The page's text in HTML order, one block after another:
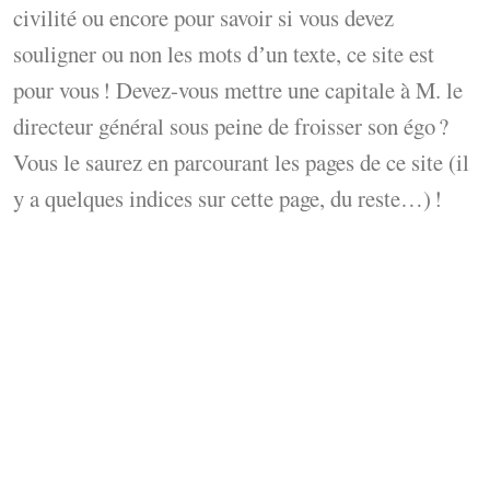
civilité ou encore pour savoir si vous devez
souligner ou non les mots dʼun texte, ce site est
pour vous ! Devez-vous mettre une capitale à M. le
directeur général sous peine de froisser son égo ?
Vous le saurez en parcourant les pages de ce site (il
y a quelques indices sur cette page, du reste…) !